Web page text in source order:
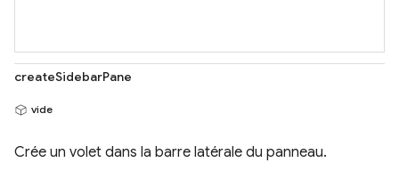
createSidebarPane
vide
Crée un volet dans la barre latérale du panneau.